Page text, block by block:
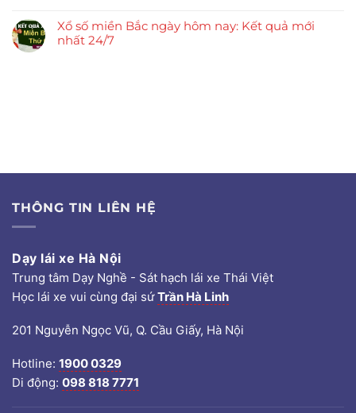
Xổ số miền Bắc ngày hôm nay: Kết quả mới
nhất 24/7
THÔNG TIN LIÊN HỆ
Dạy lái xe Hà Nội
Trung tâm Dạy Nghề - Sát hạch lái xe Thái Việt
Học lái xe vui cùng đại sứTrần Hà Linh
201 Nguyễn Ngọc Vũ, Q. Cầu Giấy, Hà Nội
Hotline: 1900 0329
Di động: 098 818 7771